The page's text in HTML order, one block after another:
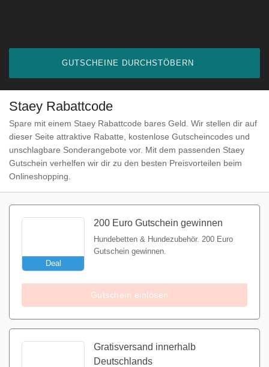
GUTSCHEINE DURCHSTÖBERN
Staey Rabattcode
Spare mit einem Staey Rabattcode bares Geld. Wir stellen dir auf
dieser Seite attraktive Rabatte, kostenlose Gutscheincodes und
unschlagbare Sonderangebote vor. Mit dem passenden Staey
Gutschein verhelfen wir dir zu den besten Preisvorteilen beim
Onlineshopping.
Deal
200 Euro Gutschein gewinnen
Hundebetten & Hundezubehör. 200 Euro
Gutschein gewinnen.
Gutschein einlösen
Gratisversand innerhalb
Deutschlands